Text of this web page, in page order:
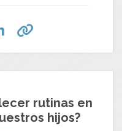
rutinas en
hijos?